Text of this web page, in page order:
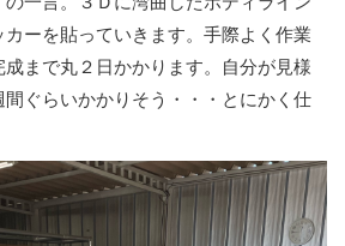
ーを貼っていきます。手際よく作業
まで丸２日かかります。自分が見様
間ぐらいかかりそう・・・とにかく仕